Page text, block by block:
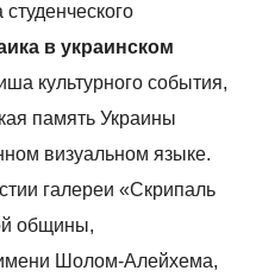
в украинском
культурного события,
память Украины
визуальном языке.
галереи «Скрипаль
общины,
Шолом-Алейхема,